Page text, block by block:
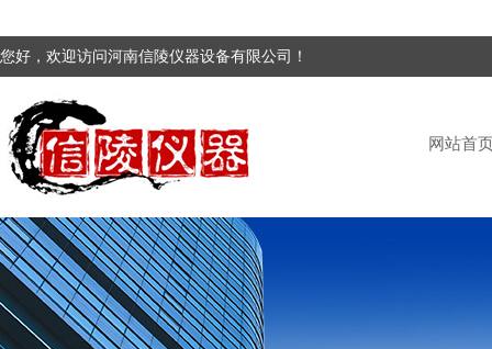
您好，欢迎访问河南信陵仪器设备有限公司！
网站首